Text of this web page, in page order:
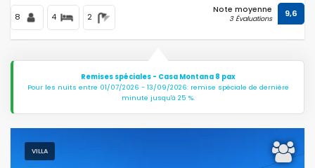
8 4 2
Note moyenne
3 Évaluations 9,6
Remises spéciales - Casa Montana 8 pax
Pour les nuits entre 01/07/2026 - 13/09/2026: remise spéciale de dernière
minute jusqu'à 25 %.
VILLA